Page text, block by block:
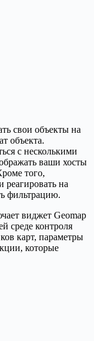
свои объекты на
объекта.
с несколькими
ваши хосты
того,
реагировать на
фильтрацию.
виджет Geomap
среде контроля
карт, параметры
которые